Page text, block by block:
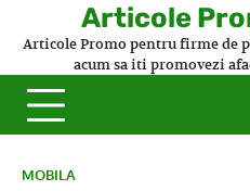
Articole
Articole Promo pentru firme de
acum sa iti promovezi
MOBILA